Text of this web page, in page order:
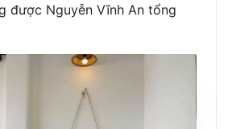
được Nguyễn Vĩnh An tổng